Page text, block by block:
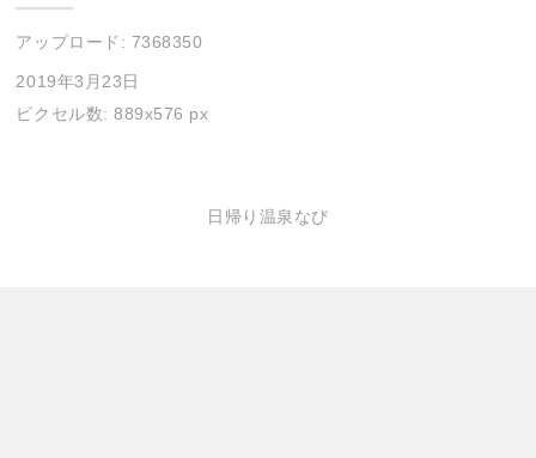
アップロード: 7368350
2019年3月23日
ピクセル数: 889x576 px
日帰り温泉なび